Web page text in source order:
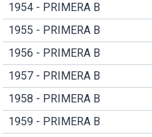
1954 - PRIMERA B
1955 - PRIMERA B
1956 - PRIMERA B
1957 - PRIMERA B
1958 - PRIMERA B
1959 - PRIMERA B